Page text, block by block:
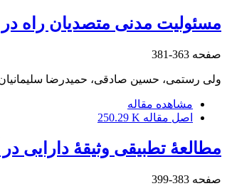
مسئولیت مدنی متصدیان راه
صفحه 363-381
ولی رستمی، حسین صادقی، حمیدرضا
مشاهده مقاله
اصل مقاله 250.29 K
مطالعۀ تطبیقی وثیقۀ دارایی
صفحه 383-399